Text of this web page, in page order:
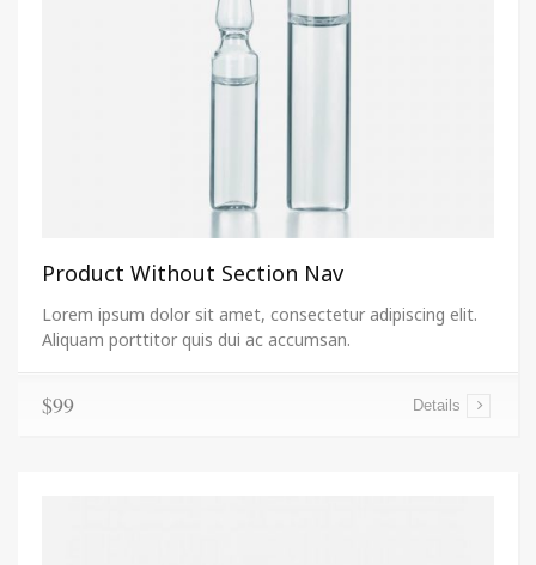
Product Without Section Nav
Lorem ipsum dolor sit amet, consectetur adipiscing elit.
Aliquam porttitor quis dui ac accumsan.
$99 Details